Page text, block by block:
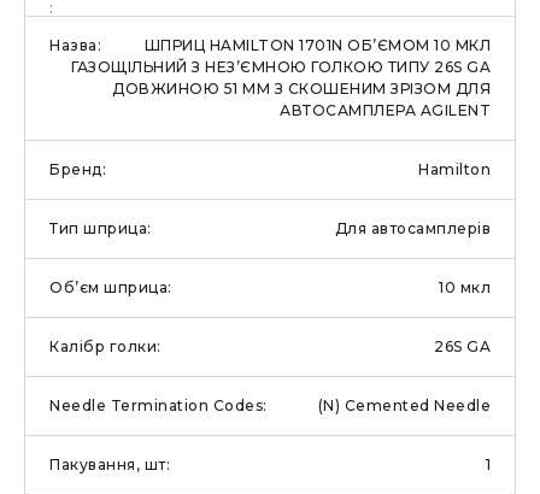
ШПРИЦ HAMILTON 1701N ОБ’ЄМОМ 10 МКЛ
ГАЗОЩІЛЬНИЙ З НЕЗ’ЄМНОЮ ГОЛКОЮ ТИПУ 26S GA
ДОВЖИНОЮ 51 ММ З СКОШЕНИМ ЗРІЗОМ ДЛЯ
АВТОСАМПЛЕРА AGILENT
Hamilton
Для автосамплерів
10 мкл
26S GA
(N) Cemented Needle
1